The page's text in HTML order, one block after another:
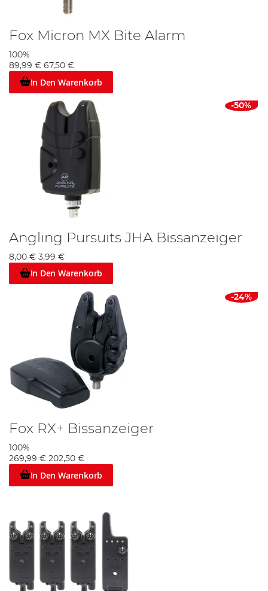
Fox Micron MX Bite Alarm
100%
89,99 € 67,50 €
In Den Warenkorb
-50%
Angling Pursuits JHA Bissanzeiger
8,00 € 3,99 €
In Den Warenkorb
-24%
Fox RX+ Bissanzeiger
100%
269,99 € 202,50 €
In Den Warenkorb